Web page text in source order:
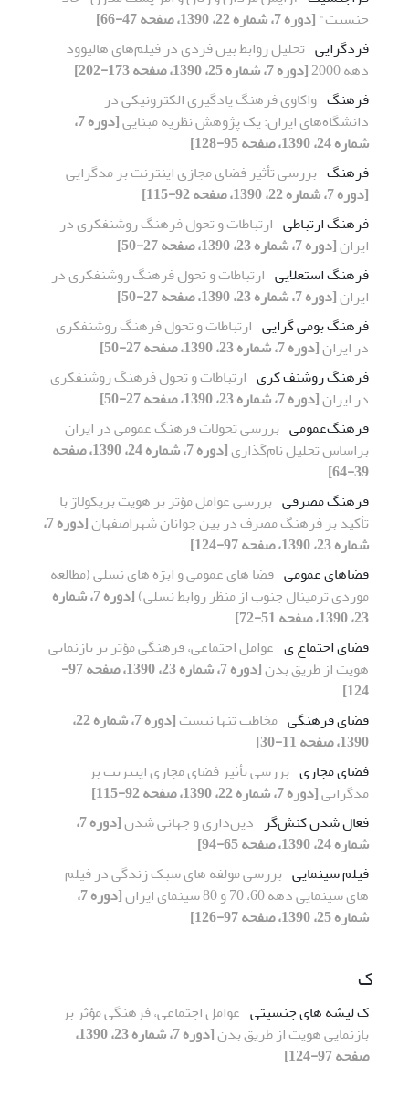
جنسیت"[دوره 7، شماره 22، 1390، صفحه 47-66]
فردگرایی تحلیل روابط بین فردی در فیلم‌های هالیوود
دهه 2000
[دوره 7، شماره 25، 1390، صفحه 173-202]
فرهنگ واکاوی فرهنگ یادگیری الکترونیکی در
دانشگاه‌های ایران: یک پژوهش نظریه مبنایی
[دوره 7،
شماره 24، 1390، صفحه 95-128]
فرهنگ بررسی تأثیر فضای مجازی اینترنت بر مد‌گرایی
[دوره 7، شماره 22، 1390، صفحه 92-115]
فرهنگ ارتباطی ارتباطات و تحول فرهنگ روشنفکری در
ایران[دوره 7، شماره 23، 1390، صفحه 27-50]
فرهنگ استعلایی ارتباطات و تحول فرهنگ روشنفکری در
ایران[دوره 7، شماره 23، 1390، صفحه 27-50]
فرهنگ بومی گرایی ارتباطات و تحول فرهنگ روشنفکری
در ایران[دوره 7، شماره 23، 1390، صفحه 27-50]
فرهنگ روشنف کری ارتباطات و تحول فرهنگ روشنفکری
در ایران[دوره 7، شماره 23، 1390، صفحه 27-50]
فرهنگ‌عمومی بررسی تحولات فرهنگ عمومی در ایران
براساس تحلیل نام‌گذاری
[دوره 7، شماره 24، 1390، صفحه
39-64]
فرهنگ مصرفی بررسی عوامل مؤثر بر هویت بریکولاژ با
تأکید بر فرهنگ مصرف در بین جوانان شهراصفهان
[دوره 7،
شماره 23، 1390، صفحه 97-124]
فضاهای عمومی فضا های عمومی و ابژه های نسلی (مطالعه
موردی ترمینال جنوب از منظر روابط نسلی)
[دوره 7، شماره
23، 1390، صفحه 51-72]
فضای اجتماع ی عوامل اجتماعی، فرهنگی مؤثر بر بازنمایی
هویت از طریق بدن
[دوره 7، شماره 23، 1390، صفحه 97-
124]
فضای فرهنگی مخاطب تنها نیست
[دوره 7، شماره 22،
1390، صفحه 11-30]
فضای مجازی بررسی تأثیر فضای مجازی اینترنت بر
مد‌گرایی[دوره 7، شماره 22، 1390، صفحه 92-115]
فعال شدن کنش‌گر دین‌داری و جهانی شدن
[دوره 7،
شماره 24، 1390، صفحه 65-94]
فیلم سینمایی بررسی مولفه های سبک زندگی در فیلم
های سینمایی دهه 60، 70 و 80 سینمای ایران
[دوره 7،
شماره 25، 1390، صفحه 97-126]
ک
ک لیشه های جنسیتی عوامل اجتماعی، فرهنگی مؤثر بر
بازنمایی هویت از طریق بدن
[دوره 7، شماره 23، 1390،
صفحه 97-124]